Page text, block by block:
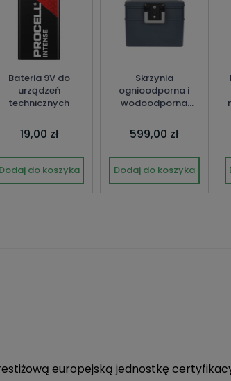
Bateria 9V do
urządzeń
technicznych
19,00 zł
Dodaj do koszyka
Skrzynia
ognioodporna i
wodoodporna
599,00 zł
Dodaj do koszyka
europejską jednostkę